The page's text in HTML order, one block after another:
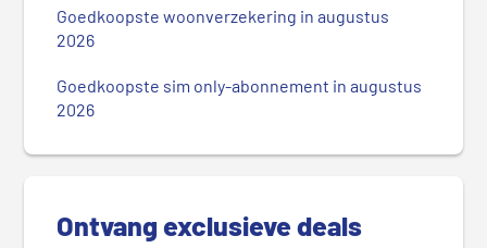
d
Goedkoopste woonverzekering in augustus
2026
Goedkoopste sim only-abonnement in augustus
2026
Ontvang exclusieve deals